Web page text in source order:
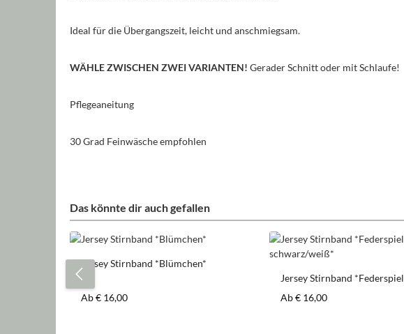
Ideal für die Übergangszeit, leicht und anschmiegsam.
WÄHLE ZWISCHEN ZWEI VARIANTEN! Gerader Schnitt oder mit Schlaufe!
Pflegeaneitung
30 Grad Feinwäsche empfohlen
Das könnte dir auch gefallen
Produktgalerie überspringen
Jersey Stirnband *Blümchen*
Regulärer Preis:
Ab€ 16,00
Jersey Stirnband *Federspiel
Regulärer Preis:
Ab€ 16,00